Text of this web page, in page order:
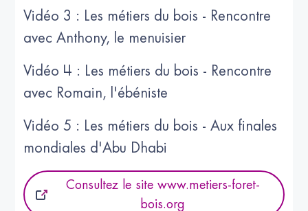
Vidéo 3 : Les métiers du bois - Rencontre
avec Anthony, le menuisier
Vidéo 4 : Les métiers du bois - Rencontre
avec Romain, l'ébéniste
Vidéo 5 : Les métiers du bois - Aux finales
mondiales d'Abu Dhabi
Consultez le site www.metiers-foret-
bois.org